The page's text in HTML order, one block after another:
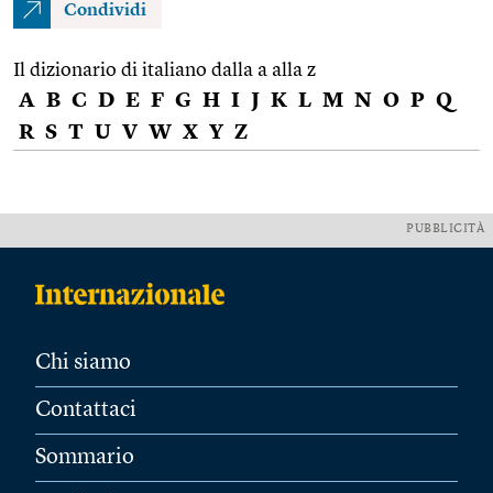
Condividi
Il dizionario di italiano dalla a alla z
A B C D E F G H I J K L M N O P Q
R S T U V W X Y Z
PUBBLICITÀ
Chi siamo
Contattaci
Sommario